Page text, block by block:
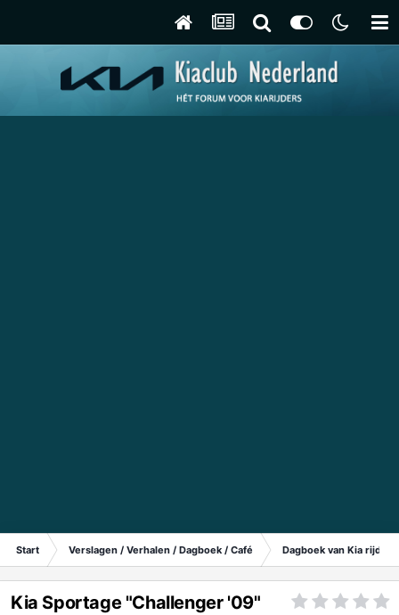
Start Verslagen / Verhalen / Dagboek / Café Dagboek van Kia rijders
Kia Sportage "Challenger '09"